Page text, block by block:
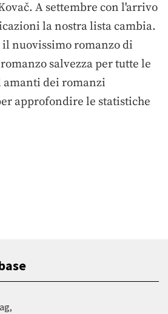
A settembre con l'arrivo
la nostra lista cambia.
nuovissimo romanzo di
salvezza per tutte le
amanti dei romanzi
approfondire le statistiche